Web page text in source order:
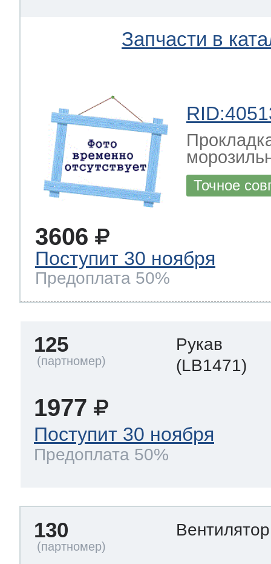
Запчасти в
Точное
3606
Поступит 30 ноября
Предоплата 50%
125
Рукав
(LB1471)
1977
Поступит 30 ноября
Предоплата 50%
130